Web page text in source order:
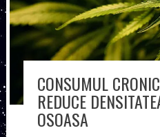
CONSUMUL
REDUCE
OSOASA